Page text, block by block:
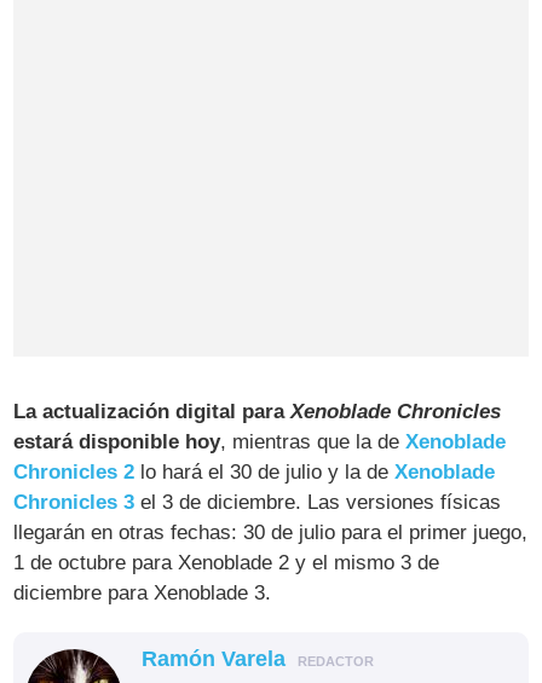
La actualización digital paraXenoblade Chronicles
estará disponible hoy, mientras que la deXenoblade
Chronicles 2 lo hará el 30 de julio y la deXenoblade
Chronicles 3 el 3 de diciembre. Las versiones físicas
llegarán en otras fechas: 30 de julio para el primer juego,
1 de octubre para Xenoblade 2 y el mismo 3 de
diciembre para Xenoblade 3.
Ramón Varela REDACTOR